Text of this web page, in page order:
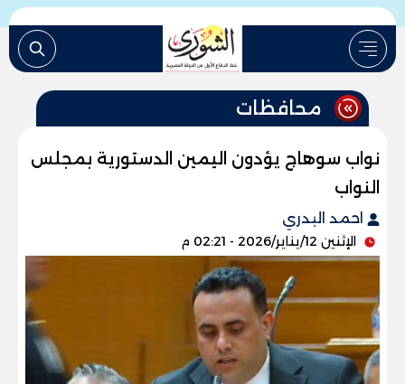
محافظات
نواب سوهاج يؤدون اليمين الدستورية بمجلس
النواب
احمد البدري
الإثنين 12/يناير/2026 - 02:21 م